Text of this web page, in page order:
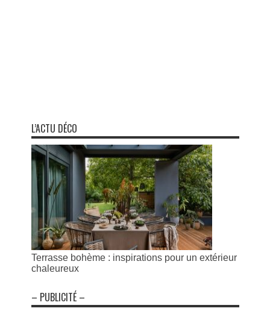
L’ACTU DÉCO
Terrasse bohème : inspirations pour un extérieur
chaleureux
– PUBLICITÉ –